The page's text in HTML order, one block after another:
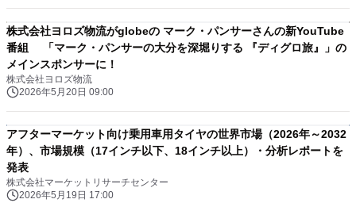
株式会社ヨロズ物流がglobeの マーク・パンサーさんの新YouTube
番組 「マーク・パンサーの大分を深堀りする 『ディグロ旅』」の
メインスポンサーに！
株式会社ヨロズ物流
2026年5月20日 09:00
アフターマーケット向け乗用車用タイヤの世界市場（2026年～2032
年）、市場規模（17インチ以下、18インチ以上）・分析レポートを
発表
株式会社マーケットリサーチセンター
2026年5月19日 17:00